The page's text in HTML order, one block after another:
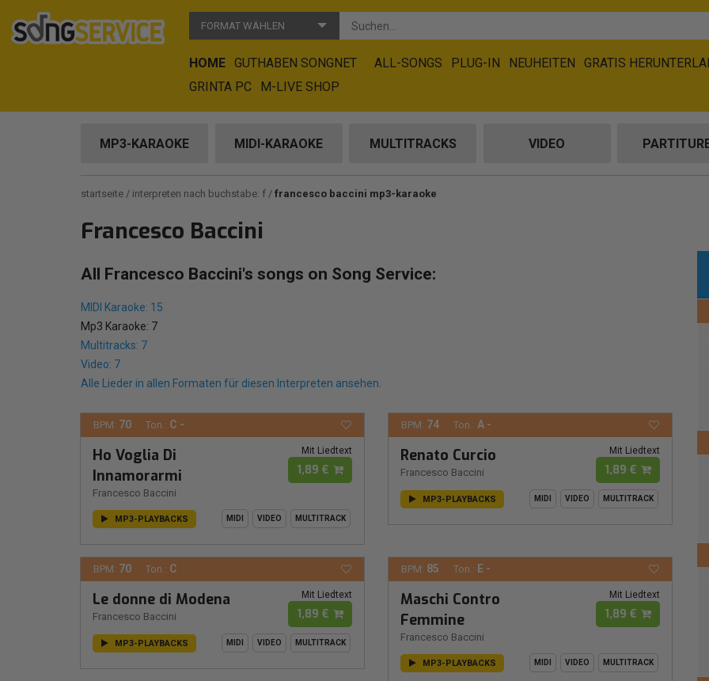
FORMAT WÄHLEN
HOME GUTHABEN SONGNET ALL-SONGS PLUG-IN NEUHEITEN
GRATIS
GRINTA PC
M-LIVE SHOP
MP3-KARAOKE MIDI-KARAOKE MULTITRACKS VIDEO
startseite interpreten nach buchstabe: f francesco baccini mp3-karaoke
Francesco Baccini
All Francesco Baccini's songs on Song Service:
MIDI Karaoke: 15
Mp3 Karaoke: 7
Multitracks: 7
Video: 7
Alle Lieder in allen Formaten für diesen Interpreten ansehen.
BPM: 70 Ton.: C -
Ho Voglia Di
Innamorarmi
Francesco Baccini
Mit Liedtext
1,89 €
MP3-PLAYBACKS MIDI VIDEO MULTITRACK
BPM: 74 Ton.: A -
Renato Curcio
Francesco Baccini
Mit Liedtext
1,89 €
MP3-PLAYBACKS MIDI VIDEO MULTITRACK
BPM: 70 Ton.: C
Le donne di Modena
Francesco Baccini
Mit Liedtext
1,89 €
MP3-PLAYBACKS MIDI VIDEO MULTITRACK
BPM: 85 Ton.: E -
Maschi Contro
Femmine
Francesco Baccini
Mit Liedtext
1,89 €
MP3-PLAYBACKS MIDI VIDEO MULTITRACK